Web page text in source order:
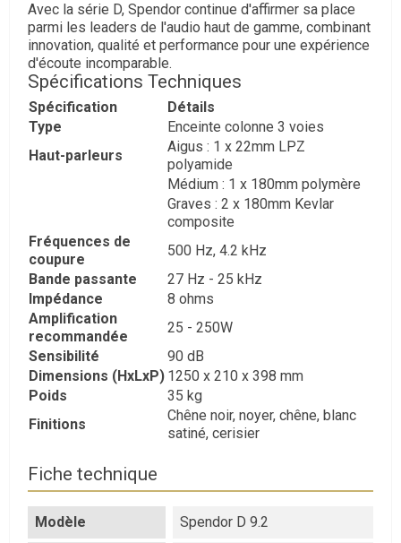
Avec la série D, Spendor continue d'affirmer sa place
parmi les leaders de l'audio haut de gamme, combinant
innovation, qualité et performance pour une expérience
d'écoute incomparable.
Spécifications Techniques
Spécification
Détails
Type
Enceinte colonne 3 voies
Haut-parleurs
Aigus : 1 x 22mm LPZ
polyamide
Médium : 1 x 180mm polymère
Graves : 2 x 180mm Kevlar
composite
Fréquences de
coupure
500 Hz, 4.2 kHz
Bande passante
27 Hz - 25 kHz
Impédance
8 ohms
Amplification
recommandée
25 - 250W
Sensibilité
90 dB
Dimensions (HxLxP) 1250 x 210 x 398 mm
Poids
35 kg
Finitions
Chêne noir, noyer, chêne, blanc
satiné, cerisier
Fiche technique
Modèle Spendor D 9.2